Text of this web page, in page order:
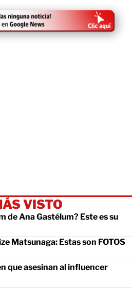
VISTO
de Ana Gastélum? Este es su
Matsunaga: Estas son FOTOS
que asesinan al influencer